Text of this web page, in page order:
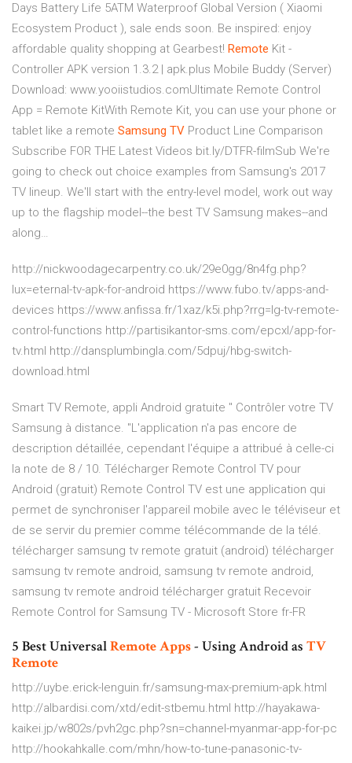
Days Battery Life 5ATM Waterproof Global Version ( Xiaomi
Ecosystem Product ), sale ends soon. Be inspired: enjoy
affordable quality shopping at Gearbest! Remote Kit -
Controller APK version 1.3.2 | apk.plus Mobile Buddy (Server)
Download: www.yooiistudios.comUltimate Remote Control
App = Remote KitWith Remote Kit, you can use your phone or
tablet like a remote Samsung TV Product Line Comparison
Subscribe FOR THE Latest Videos bit.ly/DTFR-filmSub We're
going to check out choice examples from Samsung's 2017
TV lineup. We'll start with the entry-level model, work out way
up to the flagship model--the best TV Samsung makes--and
along…
http://nickwoodagecarpentry.co.uk/29e0gg/8n4fg.php?
lux=eternal-tv-apk-for-android https://www.fubo.tv/apps-and-
devices https://www.anfissa.fr/1xaz/k5i.php?rrg=lg-tv-remote-
control-functions http://partisikantor-sms.com/epcxl/app-for-
tv.html http://dansplumbingla.com/5dpuj/hbg-switch-
download.html
Smart TV Remote, appli Android gratuite " Contrôler votre TV
Samsung à distance. "L'application n'a pas encore de
description détaillée, cependant l'équipe a attribué à celle-ci
la note de 8 / 10. Télécharger Remote Control TV pour
Android (gratuit) Remote Control TV est une application qui
permet de synchroniser l'appareil mobile avec le téléviseur et
de se servir du premier comme télécommande de la télé.
télécharger samsung tv remote gratuit (android) télécharger
samsung tv remote android, samsung tv remote android,
samsung tv remote android télécharger gratuit Recevoir
Remote Control for Samsung TV - Microsoft Store fr-FR
5 Best UniversalRemoteApps- Using Android as TV
Remote
http://uybe.erick-lenguin.fr/samsung-max-premium-apk.html
http://albardisi.com/xtd/edit-stbemu.html http://hayakawa-
kaikei.jp/w802s/pvh2gc.php?sn=channel-myanmar-app-for-pc
http://hookahkalle.com/mhn/how-to-tune-panasonic-tv-